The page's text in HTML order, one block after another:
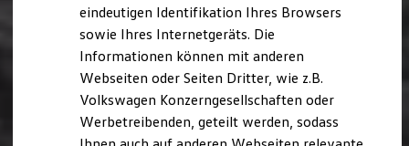
Lifestyle Shop
T-Roc Kollektion
Golf Kollektion
Volkswagen Kollektion
R-Kollektion
GTI Kollektion
Fußball Drop
eindeutigen Identifikation Ihres Browsers
sowie Ihres Internetgeräts. Die
Informationen können mit anderen
Webseiten oder Seiten Dritter, wie z.B.
Volkswagen Konzerngesellschaften oder
Werbetreibenden, geteilt werden, sodass